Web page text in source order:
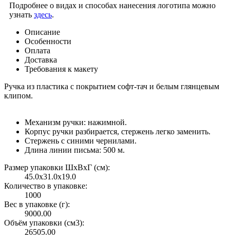
Подробнее о видах и способах нанесения логотипа можно
узнать здесь.
Описание
Особенности
Оплата
Доставка
Требования к макету
Ручка из пластика с покрытием софт-тач и белым глянцевым
клипом.
Механизм ручки: нажимной.
Корпус ручки разбирается, стержень легко заменить.
Стержень с синими чернилами.
Длина линии письма: 500 м.
Размер упаковки ШxВxГ (см):
45.0x31.0x19.0
Количество в упаковке:
1000
Вес в упаковке (г):
9000.00
Объём упаковки (см3):
26505.00